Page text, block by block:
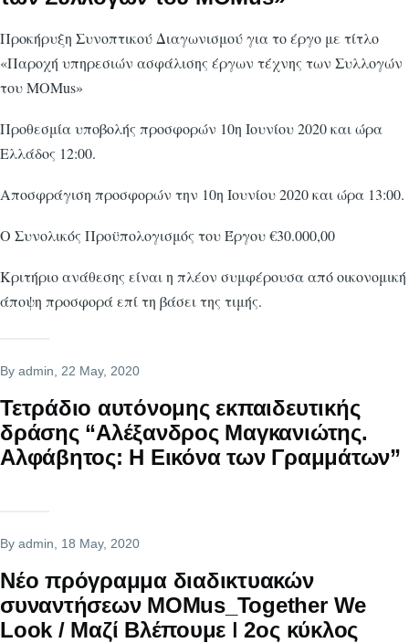
Προκήρυξη Συνοπτικού Διαγωνισμού για το έργο με τίτλο
«Παροχή υπηρεσιών ασφάλισης έργων τέχνης των Συλλογών
του MOMus»
Προθεσμία υποβολής προσφορών 10η Ιουνίου 2020 και ώρα
Ελλάδος 12:00.
Αποσφράγιση προσφορών την 10η Ιουνίου 2020 και ώρα 13:00.
Ο Συνολικός Προϋπολογισμός του Έργου €30.000,00
Κριτήριο ανάθεσης είναι η πλέον συμφέρουσα από οικονομική
άποψη προσφορά επί τη βάσει της τιμής.
By admin , 22 May, 2020
Τετράδιο αυτόνομης εκπαιδευτικής
δράσης “Αλέξανδρος Μαγκανιώτης.
Αλφάβητος: Η Εικόνα των Γραμμάτων”
By admin , 18 May, 2020
Νέο πρόγραμμα διαδικτυακών
συναντήσεων MOMus_Together We
Look / Μαζί Βλέπουμε ǀ 2ος κύκλος